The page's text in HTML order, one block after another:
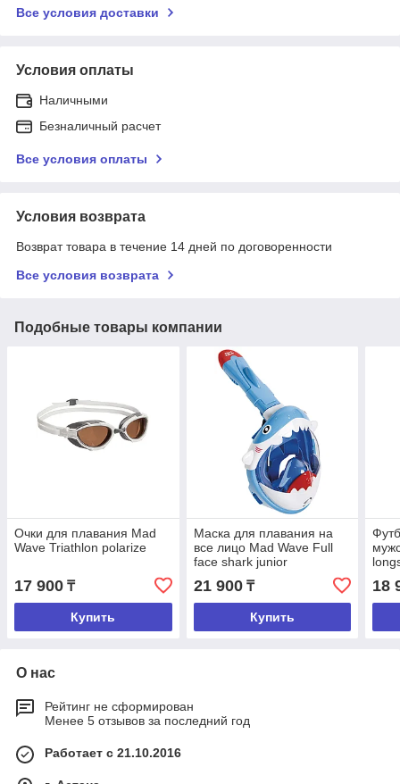
Все условия доставки
Условия оплаты
Наличными
Безналичный расчет
Все условия оплаты
Условия возврата
Возврат товара в течение 14 дней по договоренности
Все условия возврата
Подобные товары компании
Очки для плавания Mad
Wave Triathlon polarize
17 900 ₸
Купить
Маска для плавания на
все лицо Mad Wave Full
face shark junior
21 900₸
Купить
18
О нас
Рейтинг не сформирован
Менее 5 отзывов за последний год
Работает с 21.10.2016